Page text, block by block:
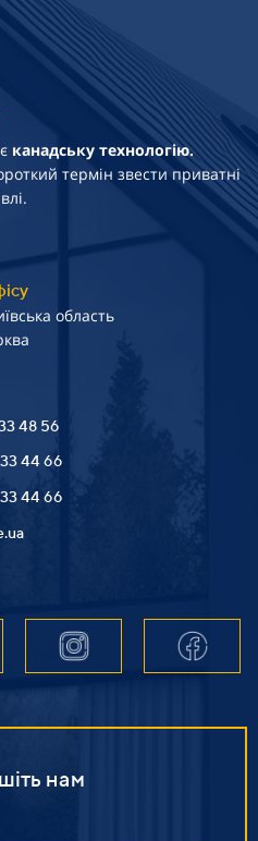
канадську технологію.
термін звести приватні
область
48 56
44 66
44 66
нам